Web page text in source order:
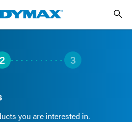
2 3
you are interested in.